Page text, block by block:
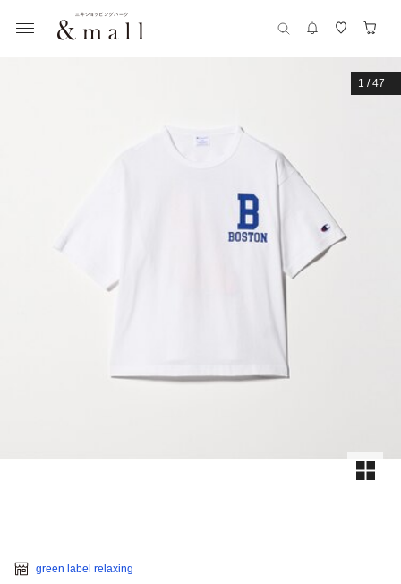
1 /47
green label relaxing